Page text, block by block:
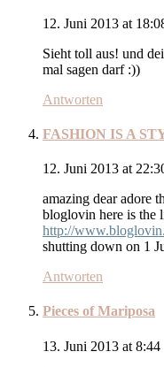
12. Juni 2013 at
Sieht toll aus! und
mal sagen darf :))
Antworten
FASHION IS A
12. Juni 2013 at
amazing dear adore
bloglovin here is the
http://
shutting down on 1
Antworten
Pieces of Mariposa
13. Juni 2013 at 8:44